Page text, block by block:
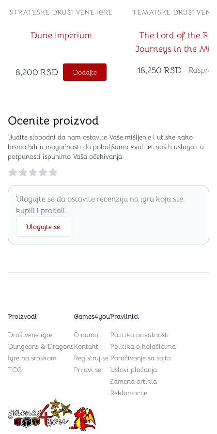
Dune Imperium
STRATEŠKE DRUŠTVENE IGRE
8,200 RSD Dodajte
The Lord of the
Journeys in the
TEMATSKE DRUŠTVENE
18,250 RSD
Ocenite proizvod
Budite slobodni da nam ostavite Vaše mišljenje i utiske kako
bismo bili u mogućnosti da poboljšamo kvalitet naših usluga i u
potpunosti ispunimo Vaša očekivanja.
Reviews
Ulogujte se da ostavite recenziju na igru koju ste
kupili i probali.
Ulogujte se
Games4you logo
Proizvodi
Društvene igre
Dungeons & Dragons
Igre na srpskom
TCG
Games4you
O nama
Kontakt
Registruj se
Prijavi se
Pravilnici
Politika privatnosti
Politika o kolačićima
Poručivanje sa sajta
Uslovi plaćanja
Zamena artikla
Reklamacije